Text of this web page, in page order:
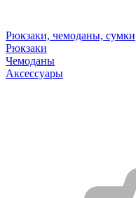
Рюкзаки, чемоданы, сумки
Рюкзаки
Чемоданы
Аксессуары